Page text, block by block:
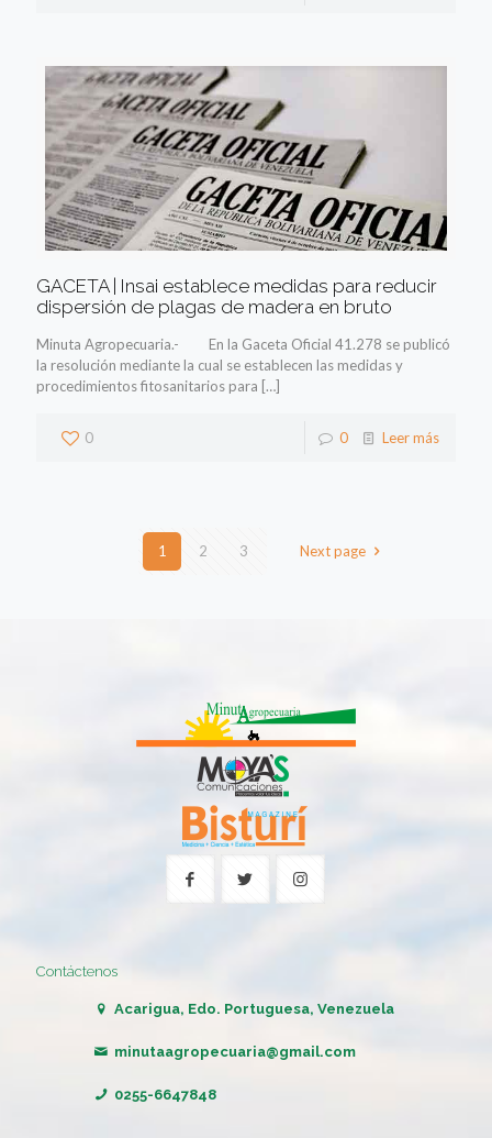
GACETA | Insai establece medidas para reducir
dispersión de plagas de madera en bruto
Minuta Agropecuaria.- En la Gaceta Oficial 41.278 se publicó
la resolución mediante la cual se establecen las medidas y
procedimientos fitosanitarios para […]
0 0 Leer más
1 2 3 Next page
Contáctenos
Acarigua, Edo. Portuguesa, Venezuela
minutaagropecuaria@gmail.com
0255-6647848